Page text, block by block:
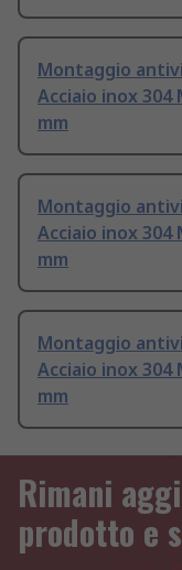
Montaggio
Acciaio inox 304
mm
Montaggio
Acciaio inox 304
mm
Montaggio
Acciaio inox 304
mm
Rimani
prodotto e